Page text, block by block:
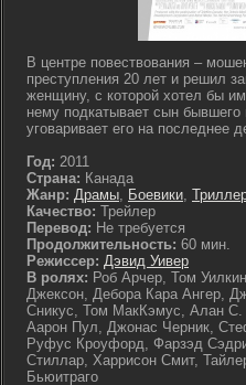
В центре повествования –
преступления 20 лет и решил
женщину, с которой хотел бы
нему подкатывает сын бывшего
уговаривает его на последнее
Год: 2011
Страна: Канада
Жанр: Драмы, Боевики,
Качество: Трейлер
Перевод: Не требуется
Продолжительность: 60 мин.
Режиссер: Дэвид Уивер
В ролях: Роб Арчер, Том
Джексон, Дебора Кара Ангер,
Сникус, Том МакКэмус, Алан С.
Аарон Пул, Джонас Черник,
Руфус Кроуфорд, Фарзэд
Стиллар, Харрисон Смит,
Бьюитраго